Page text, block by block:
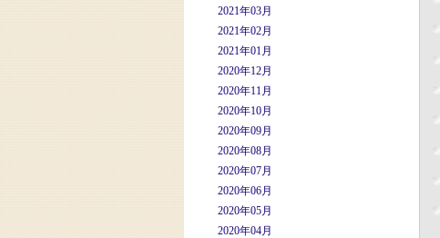
2021年03月
2021年02月
2021年01月
2020年12月
2020年11月
2020年10月
2020年09月
2020年08月
2020年07月
2020年06月
2020年05月
2020年04月